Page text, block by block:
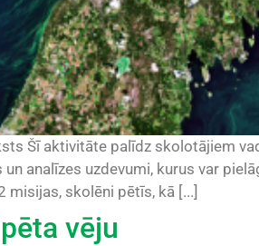
Šī aktivitāte palīdz skolotājiem
un analīzes uzdevumi, kurus var
misijas, skolēni pētīs, kā [...]
vēju